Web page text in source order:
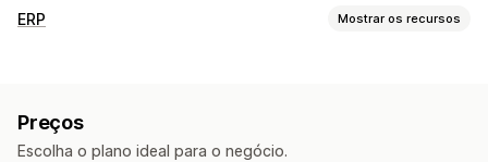
Relatórios financeiros
Painel de controle de desempenho
ERP Mostrar os recursos
Visão geral do valor
Preços
Escolha o plano ideal para o negócio.